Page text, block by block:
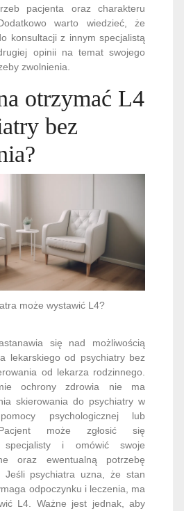
pacjenta oraz charakteru
warto wiedzieć, że
konsultacji z innym specjalistą
opinii na temat swojego
zwolnienia.
otrzymać L4
bez
może wystawić L4?
się nad możliwością
lekarskiego od psychiatry bez
od lekarza rodzinnego.
ochrony zdrowia nie ma
skierowania do psychiatry w
psychologicznej lub
Pacjent może zgłosić się
specjalisty i omówić swoje
oraz ewentualną potrzebę
Jeśli psychiatra uzna, że stan
odpoczynku i leczenia, ma
L4. Ważne jest jednak, aby